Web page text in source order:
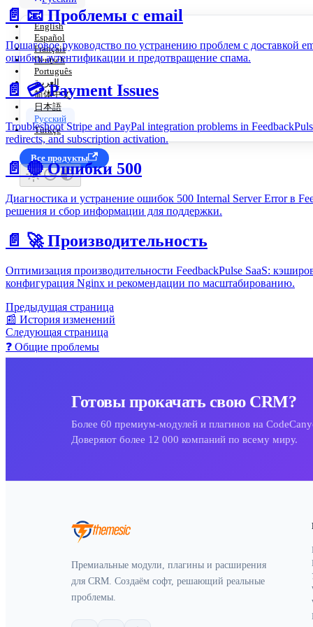
English
Español
Français
Deutsch
Português
العربية
简体中文
日本語
Русский
Türkçe
Все продукты
📄️ 📧 Проблемы с email
Пошаговое руководство по устранению проблем с доставкой
ошибки аутентификации и предотвращение спама.
📄️ 💳 Payment Issues
Troubleshoot Stripe and PayPal integration problems in
redirects, and subscription activation.
📄️ 🔴 Ошибки 500
Диагностика и устранение ошибок 500 Internal Server Error в
решения и сбор информации для поддержки.
📄️ 🚀 Производительность
Оптимизация производительности FeedbackPulse SaaS:
конфигурация Nginx и рекомендации по масштабированию.
Предыдущая страница
📰 История изменений
Следующая страница
❓ Общие проблемы
Готовы прокачать свою CRM?
Более 60 премиум-модулей и плагинов на
Доверяют более 12 000 компаний по всему миру.
Премиальные модули, плагины и расширения
для CRM. Создаём софт, решающий реальные
проблемы.